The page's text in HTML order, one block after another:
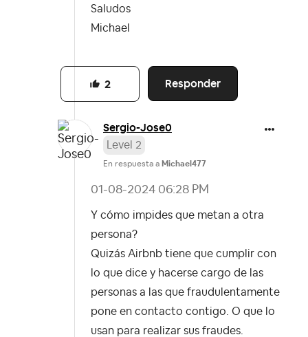
Saludos
Michael
Responder
2
Sergio-Jose0
Level 2
En respuesta a Michael477
‎01-08-2024 06:28 PM
Y cómo impides que metan a otra
persona?
Quizás Airbnb tiene que cumplir con
lo que dice y hacerse cargo de las
personas a las que fraudulentamente
pone en contacto contigo. O que lo
usan para realizar sus fraudes.